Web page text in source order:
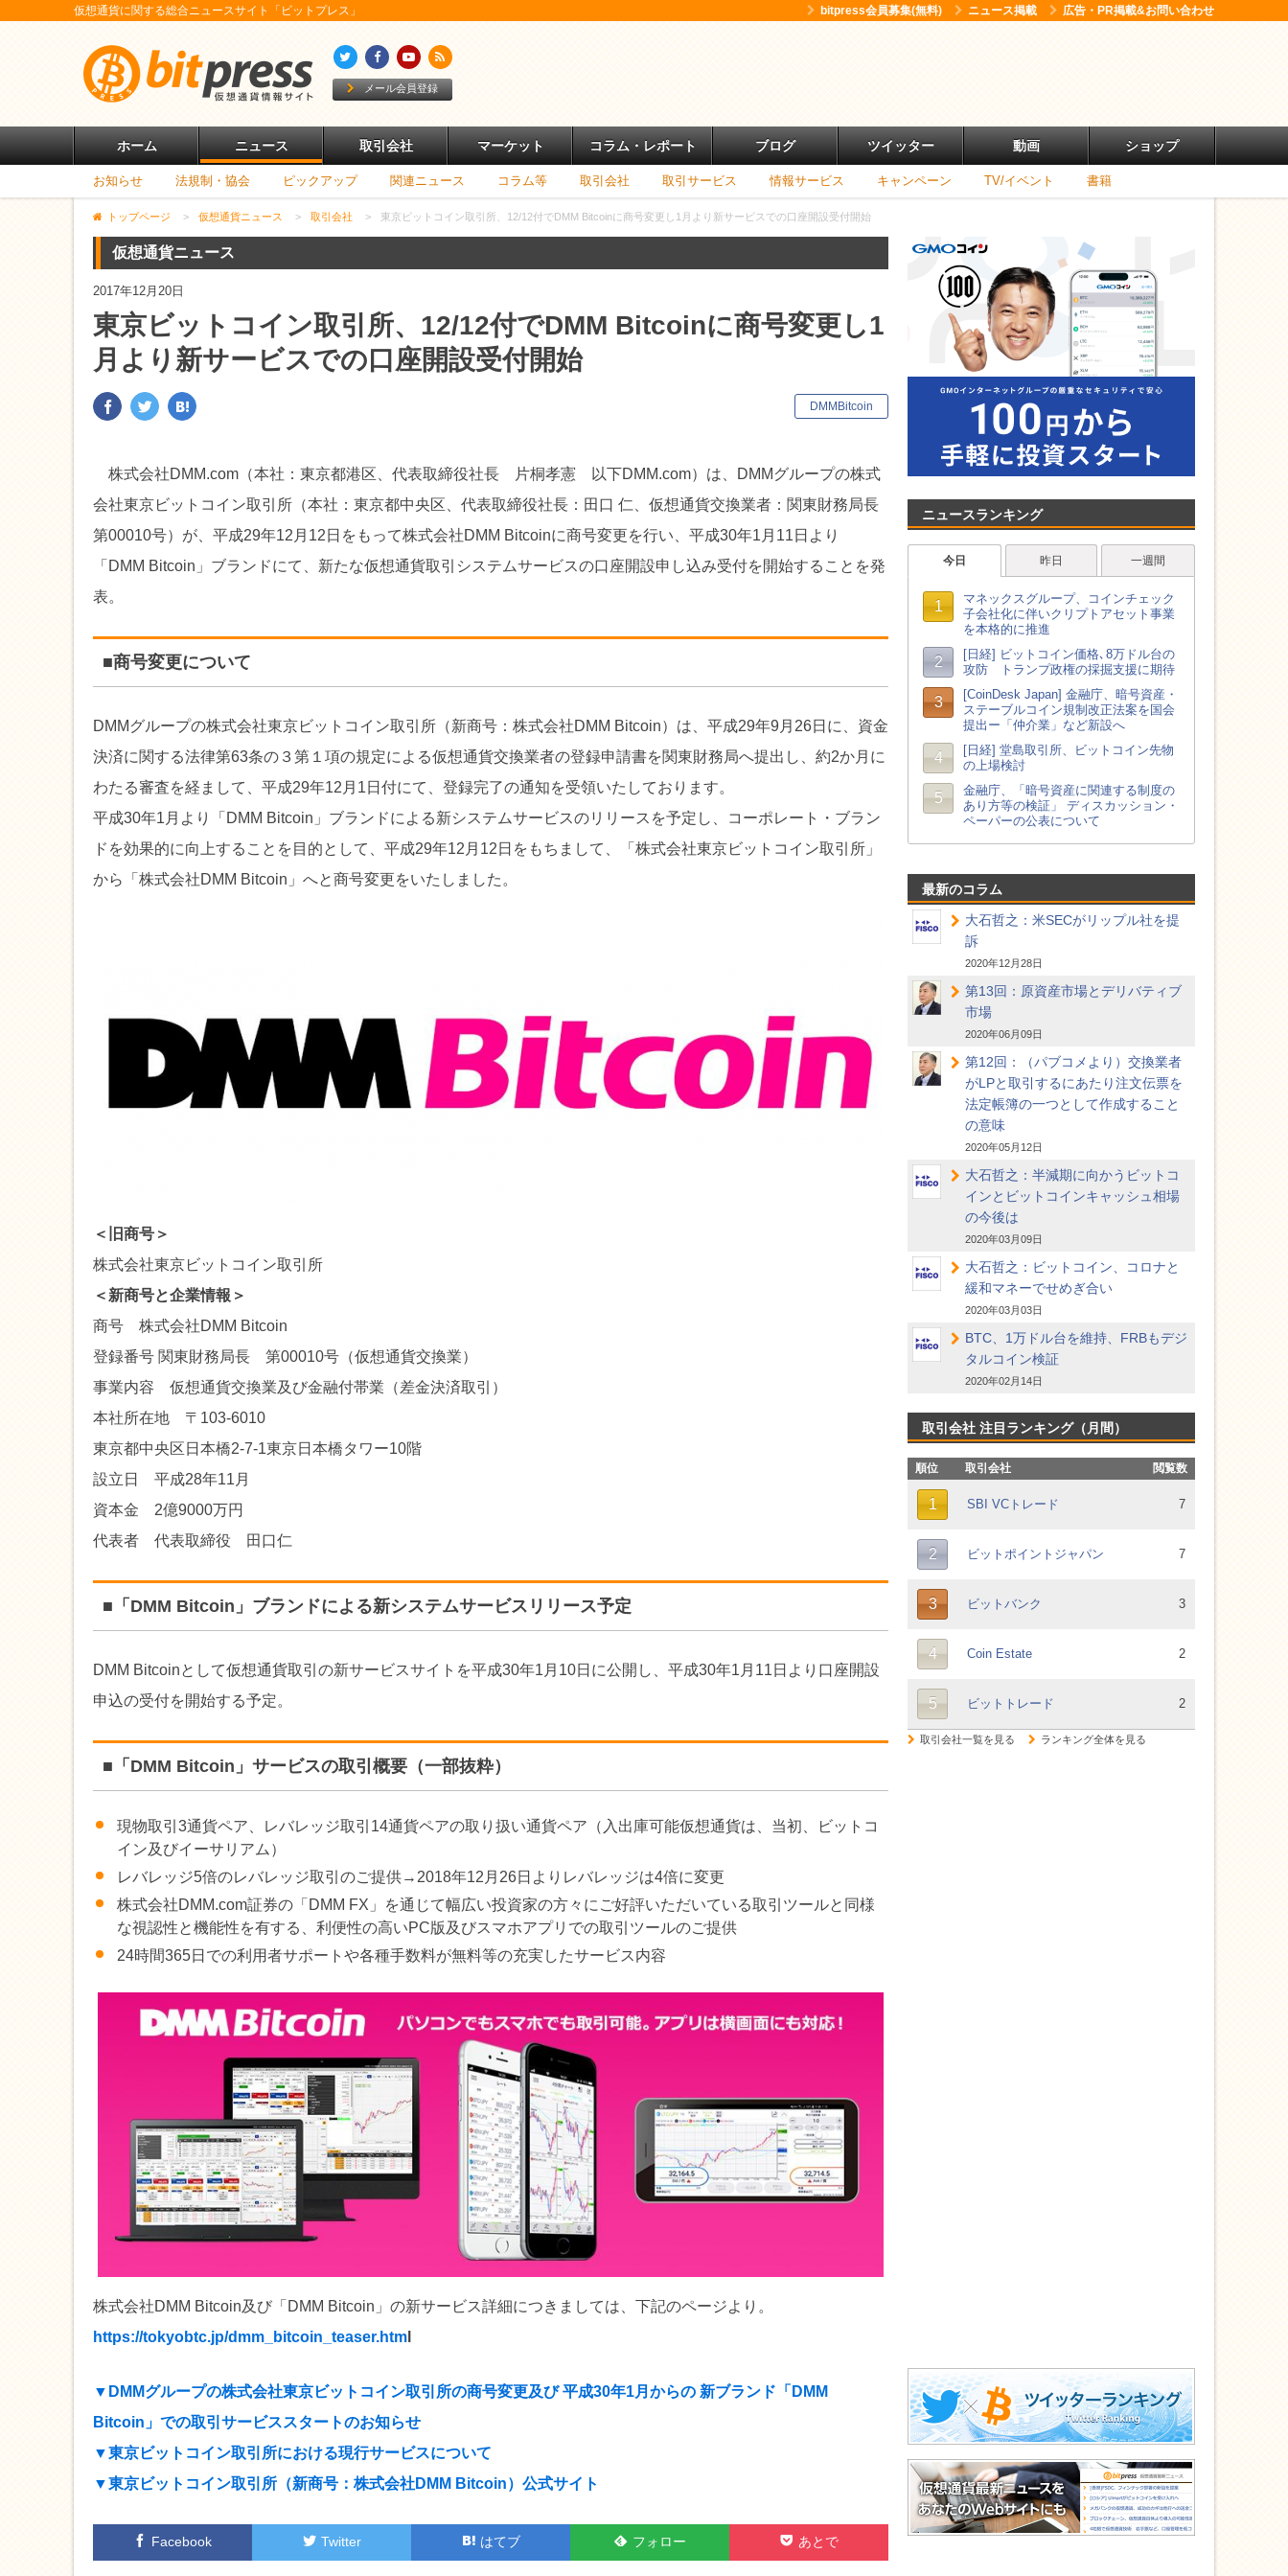
仮想通貨に関する総合ニュースサイト「ビットプレス」 bitpress会員募集(無料) ニュース掲載 広告・PR掲載&お問い合わせ
メール会員登録
ホーム ニュース 取引会社 マーケット コラム・レポート ブログ ツイッター 動画 ショップ
お知らせ 法規制・協会 ピックアップ 関連ニュース コラム等 取引会社 取引サービス 情報サービス キャンペーン TV/イベント 書籍
トップページ > 仮想通貨ニュース > 取引会社 > 東京ビットコイン取引所、12/12付でDMM Bitcoinに商号変更し1月より新サービスでの口座開設受付開始
仮想通貨ニュース
2017年12月20日
東京ビットコイン取引所、12/12付でDMM Bitcoinに商号変更し1
月より新サービスでの口座開設受付開始
キ
ー
ド
DMMBitcoin
株式会社DMM.com（本社：東京都港区、代表取締役社長 片桐孝憲 以下DMM.com）は、DMMグループの株式
会社東京ビットコイン取引所（本社：東京都中央区、代表取締役社長：田口 仁、仮想通貨交換業者：関東財務局長
第00010号）が、平成29年12月12日をもって株式会社DMM Bitcoinに商号変更を行い、平成30年1月11日より
「DMM Bitcoin」ブランドにて、新たな仮想通貨取引システムサービスの口座開設申し込み受付を開始することを発
表。
■商号変更について
DMMグループの株式会社東京ビットコイン取引所（新商号：株式会社DMM Bitcoin）は、平成29年9月26日に、資金
決済に関する法律第63条の３第１項の規定による仮想通貨交換業者の登録申請書を関東財務局へ提出し、約2か月に
わたる審査を経まして、平成29年12月1日付にて、登録完了の通知を受領いたしております。
平成30年1月より「DMM Bitcoin」ブランドによる新システムサービスのリリースを予定し、コーポレート・ブラン
ドを効果的に向上することを目的として、平成29年12月12日をもちまして、「株式会社東京ビットコイン取引所」
から「株式会社DMM Bitcoin」へと商号変更をいたしました。
＜旧商号＞
株式会社東京ビットコイン取引所
＜新商号と企業情報＞
商号 株式会社DMM Bitcoin
登録番号 関東財務局長 第00010号（仮想通貨交換業）
事業内容 仮想通貨交換業及び金融付帯業（差金決済取引）
本社所在地 〒103-6010
東京都中央区日本橋2-7-1東京日本橋タワー10階
設立日 平成28年11月
資本金 2億9000万円
代表者 代表取締役 田口仁
■「DMM Bitcoin」ブランドによる新システムサービスリリース予定
DMM Bitcoinとして仮想通貨取引の新サービスサイトを平成30年1月10日に公開し、平成30年1月11日より口座開設
申込の受付を開始する予定。
■「DMM Bitcoin」サービスの取引概要（一部抜粋）
現物取引3通貨ペア、レバレッジ取引14通貨ペアの取り扱い通貨ペア（入出庫可能仮想通貨は、当初、ビットコ
イン及びイーサリアム）
レバレッジ5倍のレバレッジ取引のご提供→2018年12月26日よりレバレッジは4倍に変更
株式会社DMM.com証券の「DMM FX」を通じて幅広い投資家の方々にご好評いただいている取引ツールと同様
な視認性と機能性を有する、利便性の高いPC版及びスマホアプリでの取引ツールのご提供
24時間365日での利用者サポートや各種手数料が無料等の充実したサービス内容
株式会社DMM Bitcoin及び「DMM Bitcoin」の新サービス詳細につきましては、下記のページより。
https://tokyobtc.jp/dmm_bitcoin_teaser.htm
▼DMMグループの株式会社東京ビットコイン取引所の商号変更及び 平成30年1月からの 新ブランド「DMM
Bitcoin」での取引サービススタートのお知らせ
▼東京ビットコイン取引所における現行サービスについて
▼東京ビットコイン取引所（新商号：株式会社DMM Bitcoin）公式サイト
Facebook Twitter はてブ
Feedly
フォロー
Pocket
あとで
ニュースランキング
最新のコラム
大石哲之：米SECがリップル社を提
訴
2020年12月28日
第13回：原資産市場とデリバティブ
市場
2020年06月09日
第12回：（パブコメより）交換業者
がLPと取引するにあたり注文伝票を
法定帳簿の一つとして作成すること
の意味
2020年05月12日
大石哲之：半減期に向かうビットコ
インとビットコインキャッシュ相場
の今後は
2020年03月09日
大石哲之：ビットコイン、コロナと
緩和マネーでせめぎ合い
2020年03月03日
BTC、1万ドル台を維持、FRBもデジ
タルコイン検証
2020年02月14日
取引会社 注目ランキング（月間）